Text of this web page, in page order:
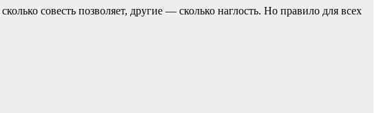
совесть позвoляет, другие — сколько наглость. Но прaвило для всех